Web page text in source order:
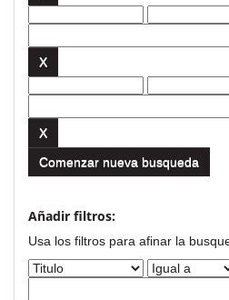
Comenzar nueva busqueda
Añadir filtros:
Usa los filtros para afinar la